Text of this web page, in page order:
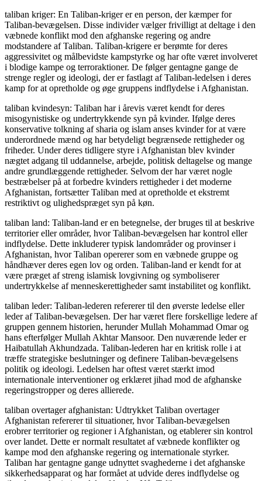
taliban kriger: En Taliban-kriger er en person, der kæmper for
Taliban-bevægelsen. Disse individer vælger frivilligt at deltage i den
væbnede konflikt mod den afghanske regering og andre
modstandere af Taliban. Taliban-krigere er berømte for deres
aggressivitet og målbevidste kampstyrke og har ofte været involveret
i blodige kampe og terroraktioner. De følger gentagne gange de
strenge regler og ideologi, der er fastlagt af Taliban-ledelsen i deres
kamp for at opretholde og øge gruppens indflydelse i Afghanistan.
taliban kvindesyn: Taliban har i årevis været kendt for deres
misogynistiske og undertrykkende syn på kvinder. Ifølge deres
konservative tolkning af sharia og islam anses kvinder for at være
underordnede mænd og har betydeligt begrænsede rettigheder og
friheder. Under deres tidligere styre i Afghanistan blev kvinder
nægtet adgang til uddannelse, arbejde, politisk deltagelse og mange
andre grundlæggende rettigheder. Selvom der har været nogle
bestræbelser på at forbedre kvinders rettigheder i det moderne
Afghanistan, fortsætter Taliban med at opretholde et ekstremt
restriktivt og ulighedspræget syn på køn.
taliban land: Taliban-land er en betegnelse, der bruges til at beskrive
territorier eller områder, hvor Taliban-bevægelsen har kontrol eller
indflydelse. Dette inkluderer typisk landområder og provinser i
Afghanistan, hvor Taliban opererer som en væbnede gruppe og
håndhæver deres egen lov og orden. Taliban-land er kendt for at
være præget af streng islamisk lovgivning og symboliserer
undertrykkelse af menneskerettigheder samt instabilitet og konflikt.
taliban leder: Taliban-lederen refererer til den øverste ledelse eller
leder af Taliban-bevægelsen. Der har været flere forskellige ledere af
gruppen gennem historien, herunder Mullah Mohammad Omar og
hans efterfølger Mullah Akhtar Mansoor. Den nuværende leder er
Haibatullah Akhundzada. Taliban-lederen har en kritisk rolle i at
træffe strategiske beslutninger og definere Taliban-bevægelsens
politik og ideologi. Ledelsen har oftest været stærkt imod
internationale interventioner og erklæret jihad mod de afghanske
regeringstropper og deres allierede.
taliban overtager afghanistan: Udtrykket Taliban overtager
Afghanistan refererer til situationer, hvor Taliban-bevægelsen
erobrer territorier og regioner i Afghanistan, og etablerer sin kontrol
over landet. Dette er normalt resultatet af væbnede konflikter og
kampe mod den afghanske regering og internationale styrker.
Taliban har gentagne gange udnyttet svaghederne i det afghanske
sikkerhedsapparat og har formået at udvide deres indflydelse og